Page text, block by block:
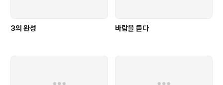
3의 완성 바람을 듣다